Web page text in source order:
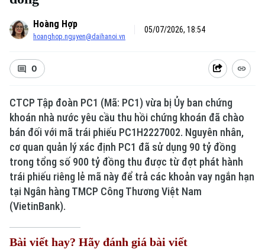
Hoàng Hợp
hoanghop.nguyen@daihanoi.vn
05/07/2026, 18:54
0
CTCP Tập đoàn PC1 (Mã: PC1) vừa bị Ủy ban chứng
khoán nhà nước yêu cầu thu hồi chứng khoán đã chào
bán đối với mã trái phiếu PC1H2227002. Nguyên nhân,
cơ quan quản lý xác định PC1 đã sử dụng 90 tỷ đồng
trong tổng số 900 tỷ đồng thu được từ đợt phát hành
trái phiếu riêng lẻ mã này để trả các khoản vay ngắn hạn
tại Ngân hàng TMCP Công Thương Việt Nam
(VietinBank).
Bài viết hay? Hãy đánh giá bài viết